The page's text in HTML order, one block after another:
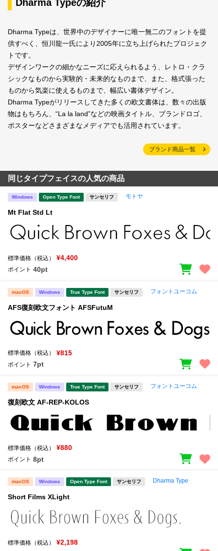
Dharma Typeの紹介
Dharma Typeは、世界中のデザイナーに唯一無二のフォントを提
供すべく、恒川龍一氏により2005年に立ち上げられたプロジェク
トです。
デザインワークの細かなニーズに応えられるよう、レトロ・クラ
シックなものから実験的・未来的なものまで、また、格式張った
ものから気楽に使えるものまで、幅広い書体デザイン。
Dharma Typeがリリースしてきた多くの欧文書体は、数々の出版
物はもちろん、“La la land”などの映画タイトル、ブランドロゴ、
ポスターなどさまざまなメディアでも活用されています。
ブランド商品一覧
同じタイプフェイスの人気の商品
Windows Open Type Font サンセリフ モトヤ
Mt Flat Std Lt
標準価格（税込） ¥4,400
ポイント 40pt
macOS Windows True Type Font サンセリフ フォントユーコム
AFS復刻欧文フォント AFSFutuM
標準価格（税込） ¥815
ポイント 7pt
macOS Windows True Type Font サンセリフ フォントユーコム
復刻欧文 AF-REP-KOLOS
標準価格（税込） ¥880
ポイント 8pt
macOS Windows Open Type Font サンセリフ Dharma Type
Short Films XLight
標準価格（税込） ¥2,198